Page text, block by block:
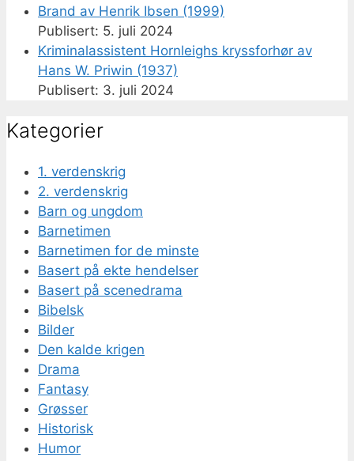
Brand av Henrik Ibsen (1999)
5. juli 2024
Kriminalassistent Hornleighs kryssforhør av
Hans W. Priwin (1937)
3. juli 2024
Kategorier
1. verdenskrig
2. verdenskrig
Barn og ungdom
Barnetimen
Barnetimen for de minste
Basert på ekte hendelser
Basert på scenedrama
Bibelsk
Bilder
Den kalde krigen
Drama
Fantasy
Grøsser
Historisk
Humor